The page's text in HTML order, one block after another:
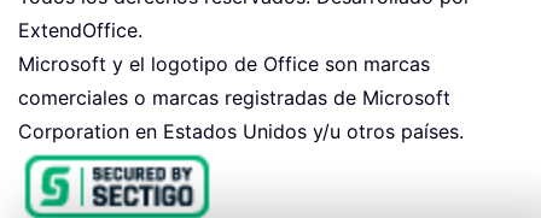
ExtendOffice.
Microsoft y el logotipo de Office son marcas
comerciales o marcas registradas de Microsoft
Corporation en Estados Unidos y/u otros países.